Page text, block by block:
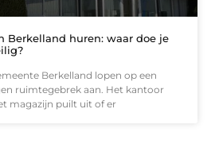
Berkelland huren: waar doe je
Berkelland lopen op een
ruimtegebrek aan. Het kantoor
magazijn puilt uit of er